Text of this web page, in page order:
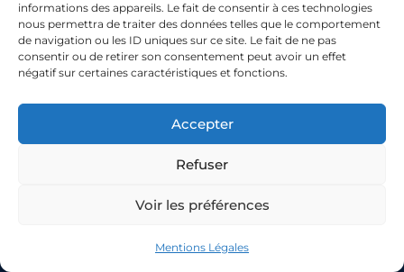
informations des appareils. Le fait de consentir à ces technologies
nous permettra de traiter des données telles que le comportement
de navigation ou les ID uniques sur ce site. Le fait de ne pas
consentir ou de retirer son consentement peut avoir un effet
négatif sur certaines caractéristiques et fonctions.
Accepter
Refuser
Voir les préférences
Mentions Légales
Engagés parune politique d’impartialité et de
l’objectivité et l’indépendance de nos prestations
de certification. Un comité d’impartialité
indépendant est responsable de cette surveillance.
(OPCO EP, Constructys,…). Ce comité se réunit
QUALITIA Certification.